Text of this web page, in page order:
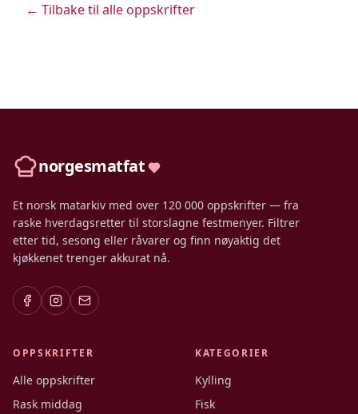
← Tilbake til alle oppskrifter
norgesmatfat
Et norsk matarkiv med over 120 000 oppskrifter — fra
raske hverdagsretter til storslagne festmenyer. Filtrer
etter tid, sesong eller råvarer og finn nøyaktig det
kjøkkenet trenger akkurat nå.
OPPSKRIFTER
Alle oppskrifter
Rask middag
KATEGORIER
Kylling
Fisk